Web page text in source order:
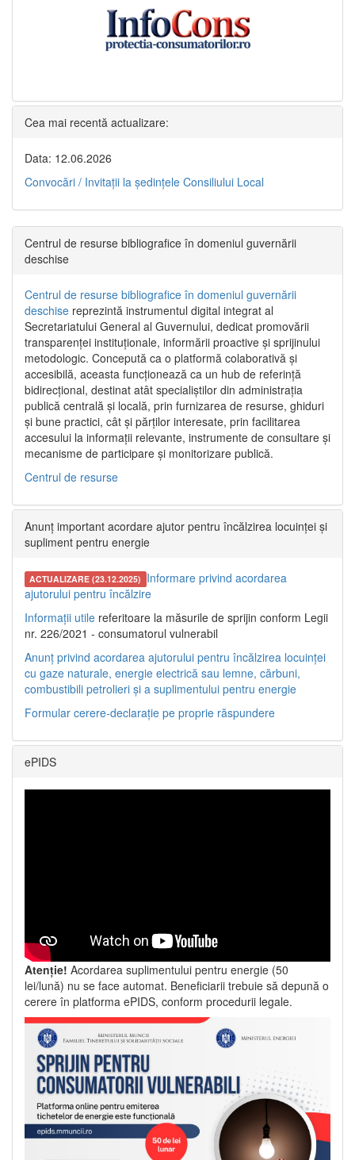
Cea mai recentă actualizare:
Data: 12.06.2026
Convocări / Invitaţii la şedinţele Consiliului Local
Centrul de resurse bibliografice în domeniul guvernării
deschise
Centrul de resurse bibliografice în domeniul guvernării
deschise reprezintă instrumentul digital integrat al
Secretariatului General al Guvernului, dedicat promovării
transparenței instituționale, informării proactive și sprijinului
metodologic. Concepută ca o platformă colaborativă și
accesibilă, aceasta funcționează ca un hub de referință
bidirecțional, destinat atât specialiștilor din administrația
publică centrală și locală, prin furnizarea de resurse, ghiduri
și bune practici, cât și părților interesate, prin facilitarea
accesului la informații relevante, instrumente de consultare și
mecanisme de participare și monitorizare publică.
Centrul de resurse
Anunț important acordare ajutor pentru încălzirea locuinței și
supliment pentru energie
ACTUALIZARE (23.12.2025) Informare privind acordarea
ajutorului pentru încălzire
Informații utile referitoare la măsurile de sprijin conform Legii
nr. 226/2021 - consumatorul vulnerabil
Anunț privind acordarea ajutorului pentru încălzirea locuinței
cu gaze naturale, energie electrică sau lemne, cărbuni,
combustibili petrolieri și a suplimentului pentru energie
Formular cerere-declarație pe proprie răspundere
ePIDS
Atenție! Acordarea suplimentului pentru energie (50
lei/lună) nu se face automat. Beneficiarii trebuie să depună o
cerere în platforma ePIDS, conform procedurii legale.